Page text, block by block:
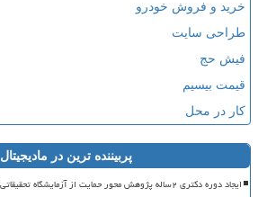
خرید و فروش خودرو
طراحی سایت
فیش حج
قیمت بیسیم
کار در محل
پربیننده ترین در مادیجیتال
ایجاد دوره دکتری ۲ساله پژوهش محور حمایت از آزمایشگاه تحقیقاتی اساتید